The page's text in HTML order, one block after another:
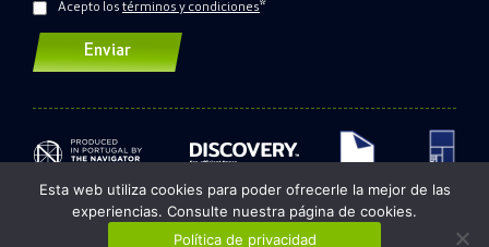
Acepto los términos y condiciones*
©2020. Todos los derechos reservados | Política de
Esta web utiliza cookies para poder ofrecerle la mejor de las
experiencias. Consulte nuestra página de cookies.
Política de privacidad